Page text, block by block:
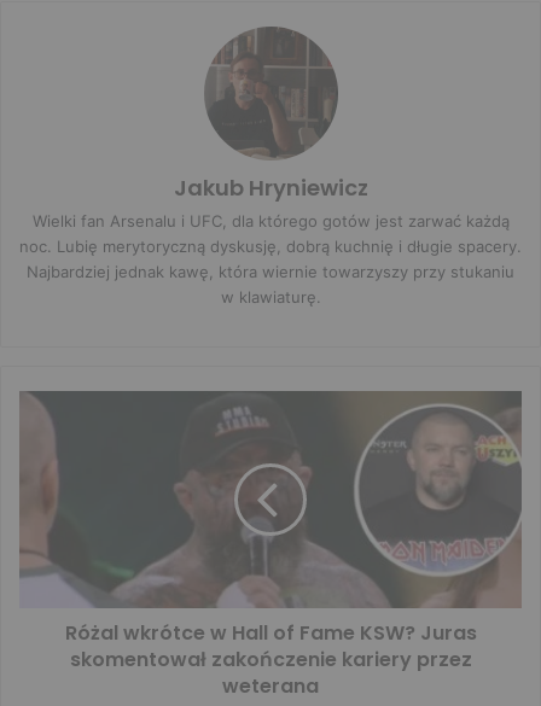
Jakub Hryniewicz
Wielki fan Arsenalu i UFC, dla którego gotów jest zarwać każdą
noc. Lubię merytoryczną dyskusję, dobrą kuchnię i długie spacery.
Najbardziej jednak kawę, która wiernie towarzyszy przy stukaniu
w klawiaturę.
Różal wkrótce w Hall of Fame KSW? Juras
skomentował zakończenie kariery przez
weterana